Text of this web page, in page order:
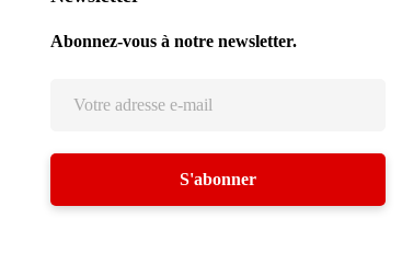
Abonnez-vous à notre newsletter.